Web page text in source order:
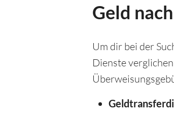
Geld
Um dir bei der
Dienste